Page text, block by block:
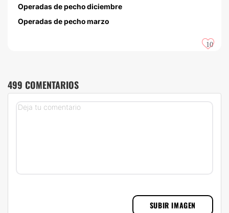
Operadas de pecho diciembre
Operadas de pecho marzo
10
499 COMENTARIOS
SUBIR IMAGEN